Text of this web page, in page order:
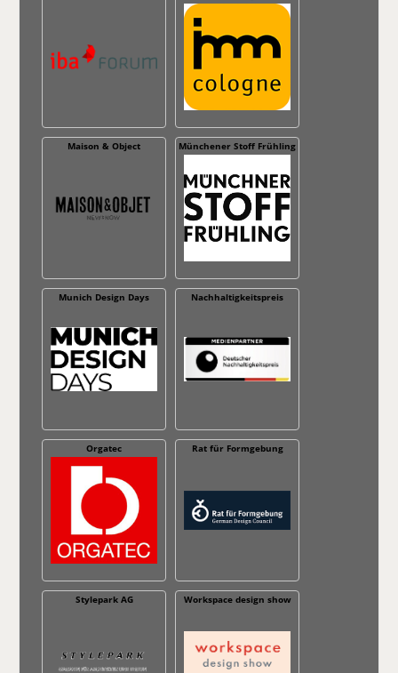
Maison & Object Münchener Stoff Frühling
Munich Design Days Nachhaltig­keitspreis
Orgatec Rat für Formgebung
Stylepark AG Workspace design show